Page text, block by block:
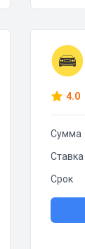
4.0
Сумма
Ставка
Срок